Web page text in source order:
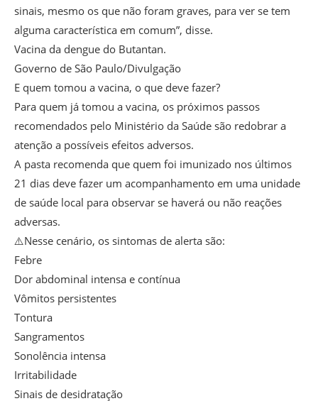
sinais, mesmo os que não foram graves, para ver se tem
alguma característica em comum”, disse.
Vacina da dengue do Butantan.
Governo de São Paulo/Divulgação
E quem tomou a vacina, o que deve fazer?
Para quem já tomou a vacina, os próximos passos
recomendados pelo Ministério da Saúde são redobrar a
atenção a possíveis efeitos adversos.
A pasta recomenda que quem foi imunizado nos últimos
21 dias deve fazer um acompanhamento em uma unidade
de saúde local para observar se haverá ou não reações
adversas.
⚠️Nesse cenário, os sintomas de alerta são:
Febre
Dor abdominal intensa e contínua
Vômitos persistentes
Tontura
Sangramentos
Sonolência intensa
Irritabilidade
Sinais de desidratação